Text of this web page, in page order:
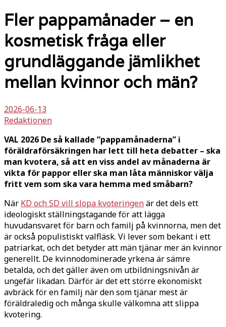
Fler pappamånader – en
kosmetisk fråga eller
grundläggande jämlikhet
mellan kvinnor och män?
2026-06-13
Redaktionen
VAL 2026 De så kallade ”pappamånaderna” i
föräldraförsäkringen har lett till heta debatter – ska
man kvotera, så att en viss andel av månaderna är
vikta för pappor eller ska man låta människor välja
fritt vem som ska vara hemma med småbarn?
När KD och SD vill slopa kvoteringenär det dels ett
ideologiskt ställningstagande för att lägga
huvudansvaret för barn och familj på kvinnorna, men det
är också populistiskt valfläsk. Vi lever som bekant i ett
patriarkat, och det betyder att män tjänar mer än kvinnor
generellt. De kvinnodominerade yrkena är sämre
betalda, och det gäller även om utbildningsnivån är
ungefär likadan. Därför är det ett större ekonomiskt
avbräck för en familj när den som tjänar mest är
föräldraledig och många skulle välkomna att slippa
kvotering.